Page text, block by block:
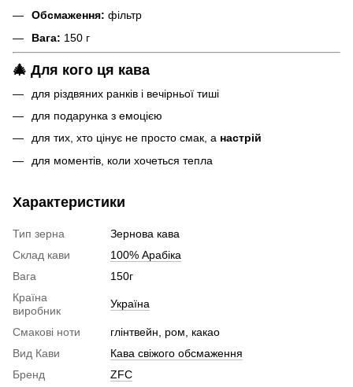
Обсмаження: фільтр
Вага: 150 г
🎄 Для кого ця кава
для різдвяних ранків і вечірньої тиші
для подарунка з емоцією
для тих, хто цінує не просто смак, а настрій
для моментів, коли хочеться тепла
Характеристики
Тип зерна
Зернова кава
Склад кави
100% Арабіка
Вага
150г
Країна
виробник
Україна
Смакові ноти
глінтвейн, ром, какао
Вид Кави
Кава свіжого обсмаження
Бренд
ZFC